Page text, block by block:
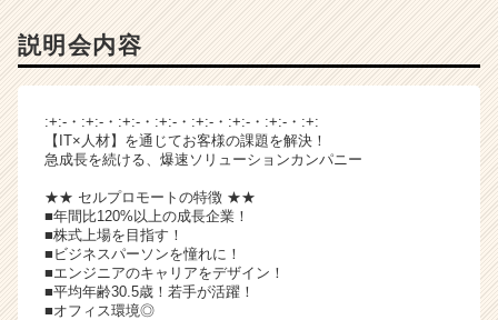
届
く
就
活
サ
ト
チ
説明会内容
:+:-・:+:-・:+:-・:+:-・:+:-・:+:-・:+:-・:+:
【IT×人材】を通じてお客様の課題を解決！
急成長を続ける、爆速ソリューションカンパニー
★★ セルプロモートの特徴 ★★
■年間比120%以上の成長企業！
■株式上場を目指す！
■ビジネスパーソンを憧れに！
■エンジニアのキャリアをデザイン！
■平均年齢30.5歳！若手が活躍！
■オフィス環境◎